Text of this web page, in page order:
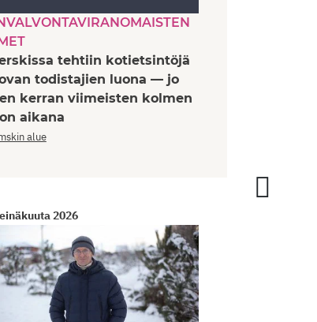
tehtiin kotietsintöjä
todistajien luona — jo
kerran viimeisten kolmen
aikana
alue
2026